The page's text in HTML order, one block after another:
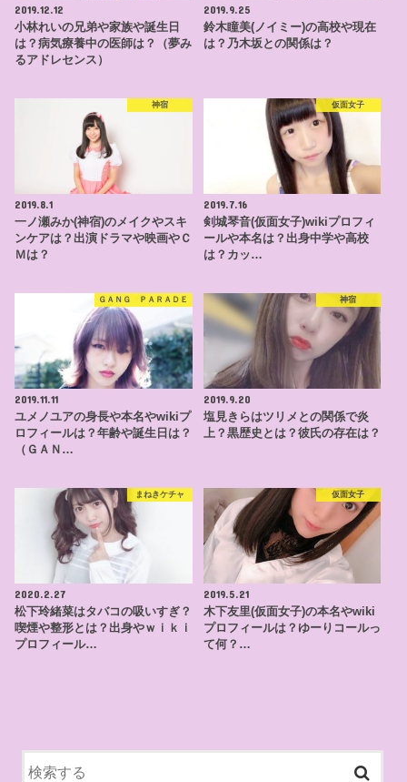
2019.12.12
小林れいの兄弟や家族や誕生日
は？病気療養中の医師は？（夢み
るアドレセンス）
2019.9.25
鈴木瞳美(ノイミー)の高校や現在
は？乃木坂との関係は？
神宿
2019.8.1
一ノ瀬みか(神宿)のメイクやスキ
ンケアは？出演ドラマや映画やＣ
Ｍは？
仮面女子
2019.7.16
剣城琴音(仮面女子)wikiプロフィ
ールや本名は？出身中学や高校
は？カッ…
ＧＡＮＧ ＰＡＲＡＤＥ
2019.11.11
ユメノユアの身長や本名やwikiプ
ロフィールは？年齢や誕生日は？
（ＧＡＮ…
神宿
2019.9.20
塩見きらはツリメとの関係で炎
上？黒歴史とは？彼氏の存在は？
まねきケチャ
2020.2.27
松下玲緒菜はタバコの吸いすぎ？
喫煙や整形とは？出身やｗｉｋｉ
プロフィール…
仮面女子
2019.5.21
木下友里(仮面女子)の本名やwiki
プロフィールは？ゆーりコールっ
て何？…